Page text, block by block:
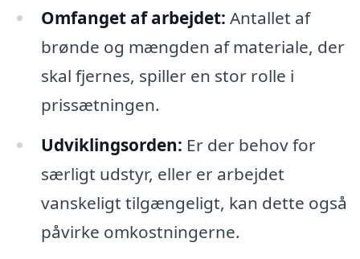
Omfanget af arbejdet: Antallet af
brønde og mængden af materiale, der
skal fjernes, spiller en stor rolle i
prissætningen.
Udviklingsorden: Er der behov for
særligt udstyr, eller er arbejdet
vanskeligt tilgængeligt, kan dette også
påvirke omkostningerne.